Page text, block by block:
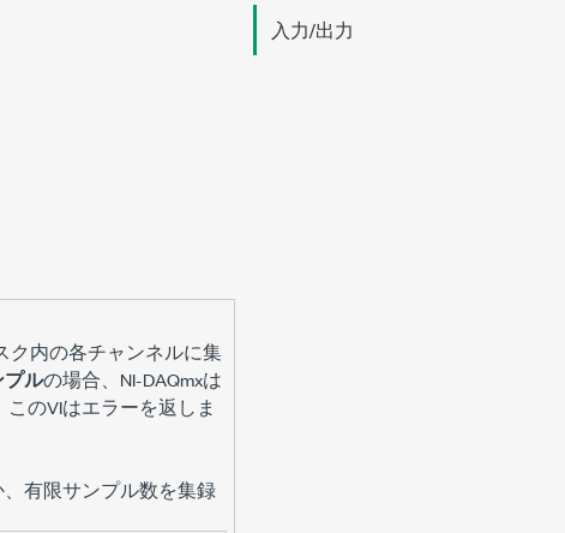
ク内の各チャンネルに集
プルの場合、NI-DAQmxは
のVIはエラーを返しま
有限サンプル数を集録
入力/出力